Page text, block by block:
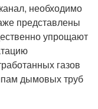
необходимо
представлены
упрощают
газов
дымовых труб